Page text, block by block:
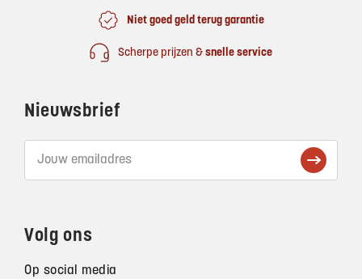
Niet goed geld terug garantie
Scherpe prijzen & snelle service
Nieuwsbrief
Volg ons
Op social media